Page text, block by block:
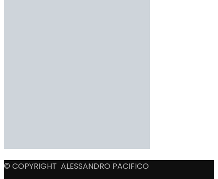
© COPYRIGHT ALESSANDRO PACIFICO